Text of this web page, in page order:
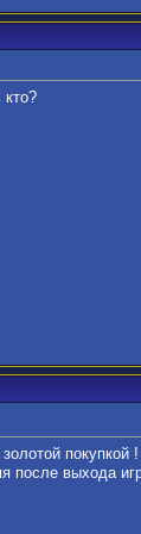
покупкой !
после выхода